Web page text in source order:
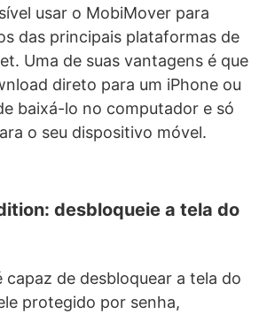
usar o MobiMover para
das principais plataformas de
Uma de suas vantagens é que
direto para um iPhone ou
baixá-lo no computador e só
o seu dispositivo móvel.
desbloqueie a tela do
capaz de desbloquear a tela do
protegido por senha,